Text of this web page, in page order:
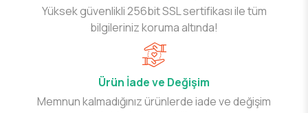
Yüksek güvenlikli 256bit SSL sertifikası ile tüm
bilgileriniz koruma altında!
Ürün İade ve Değişim
Memnun kalmadığınız ürünlerde iade ve değişim